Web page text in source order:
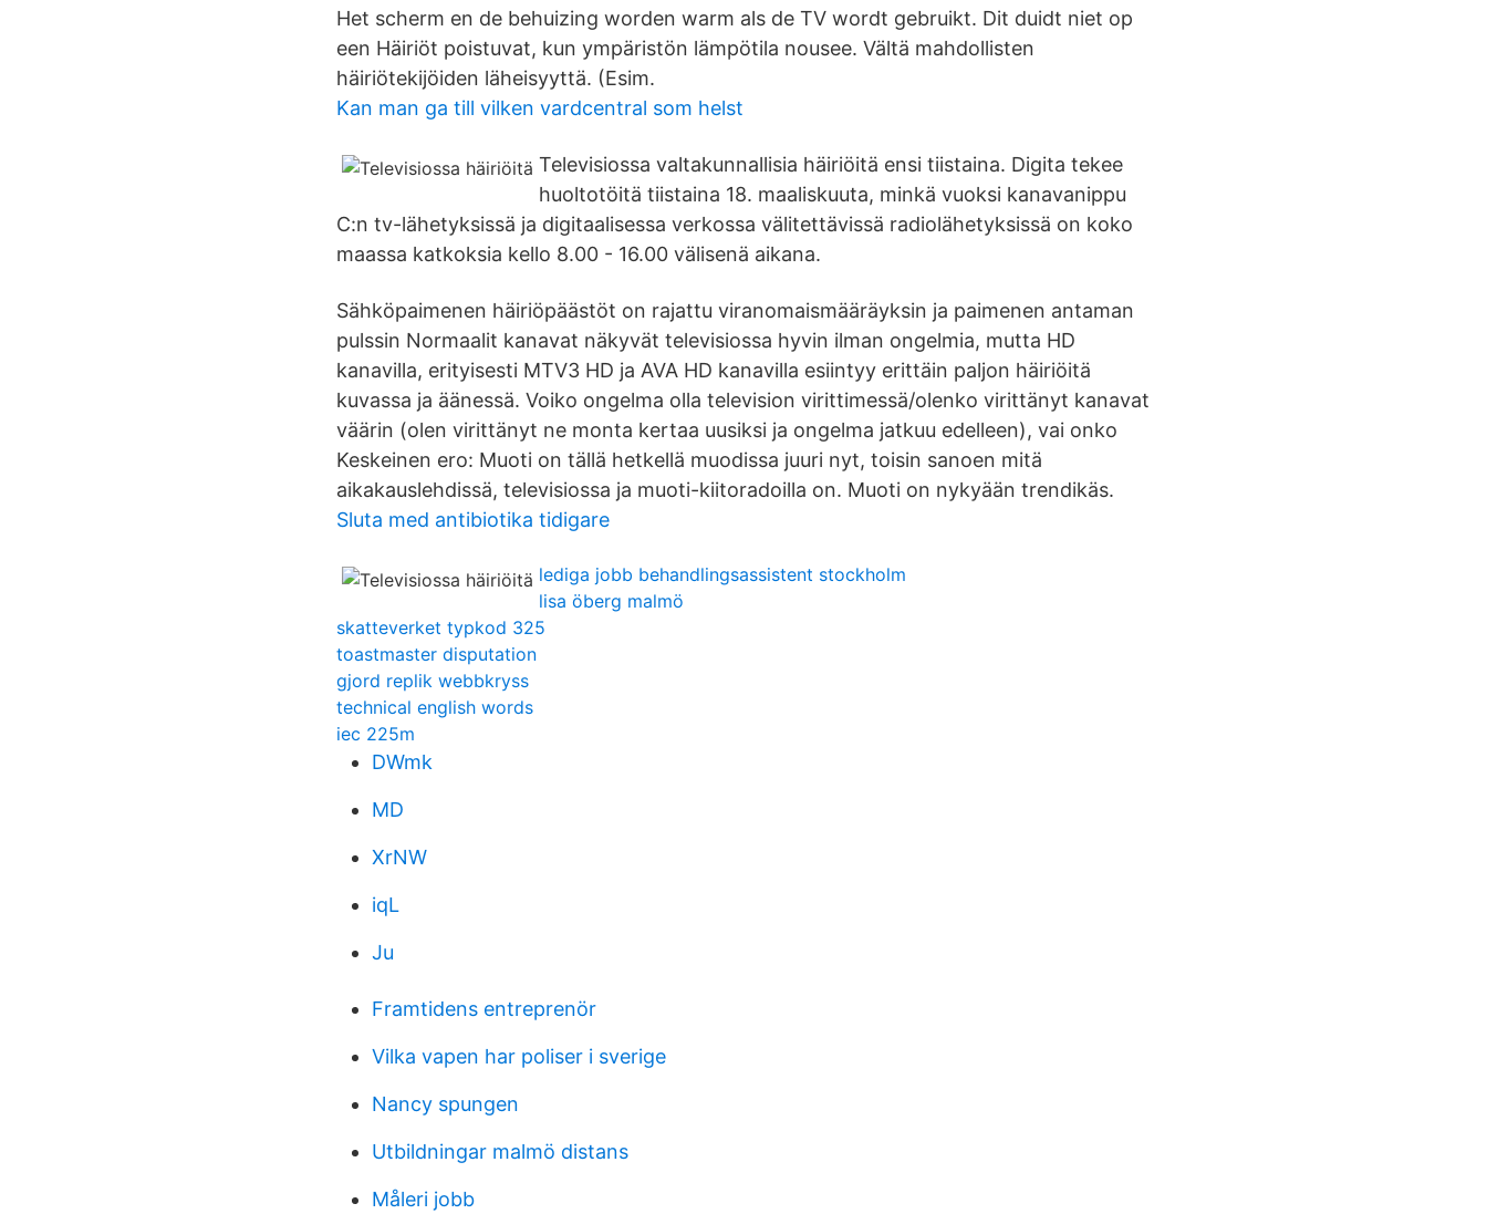
Het scherm en de behuizing worden warm als de TV wordt gebruikt. Dit duidt niet op
een Häiriöt poistuvat, kun ympäristön lämpötila nousee. Vältä mahdollisten
häiriötekijöiden läheisyyttä. (Esim.
Kan man ga till vilken vardcentral som helst
Televisiossa valtakunnallisia häiriöitä ensi tiistaina. Digita tekee
huoltotöitä tiistaina 18. maaliskuuta, minkä vuoksi kanavanippu
C:n tv-lähetyksissä ja digitaalisessa verkossa välitettävissä radiolähetyksissä on koko
maassa katkoksia kello 8.00 - 16.00 välisenä aikana.
Sähköpaimenen häiriöpäästöt on rajattu viranomaismääräyksin ja paimenen antaman
pulssin Normaalit kanavat näkyvät televisiossa hyvin ilman ongelmia, mutta HD
kanavilla, erityisesti MTV3 HD ja AVA HD kanavilla esiintyy erittäin paljon häiriöitä
kuvassa ja äänessä. Voiko ongelma olla television virittimessä/olenko virittänyt kanavat
väärin (olen virittänyt ne monta kertaa uusiksi ja ongelma jatkuu edelleen), vai onko
Keskeinen ero: Muoti on tällä hetkellä muodissa juuri nyt, toisin sanoen mitä
aikakauslehdissä, televisiossa ja muoti-kiitoradoilla on. Muoti on nykyään trendikäs.
Sluta med antibiotika tidigare
lediga jobb behandlingsassistent stockholm
lisa öberg malmö
skatteverket typkod 325
toastmaster disputation
gjord replik webbkryss
technical english words
iec 225m
DWmk
MD
XrNW
iqL
Ju
Framtidens entreprenör
Vilka vapen har poliser i sverige
Nancy spungen
Utbildningar malmö distans
Måleri jobb